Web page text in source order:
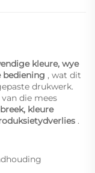
kleure, wye
bediening , wat dit
drukwerk.
van die mees
kleure
.